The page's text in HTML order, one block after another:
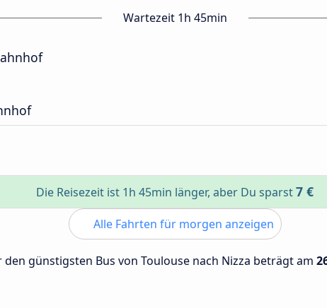
Wartezeit 1h 45min
Die Reisezeit ist 1h 45min länger, aber Du sparst7 €
Alle Fahrten für morgen anzeigen
den günstigsten Bus von Toulouse nach Nizza beträgt am